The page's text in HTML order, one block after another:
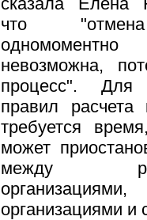
что "отмена
невозможна,
процесс". Для
правил расчета
требуется
может
между
организациями и